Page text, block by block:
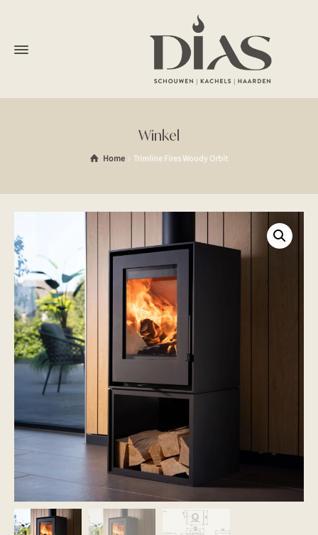
Winkel
Home Trimline Fires Woody Orbit